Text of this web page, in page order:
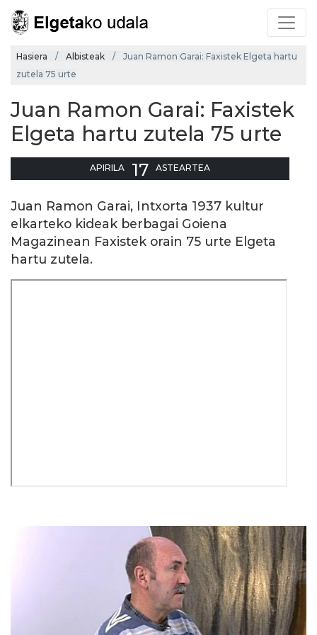
Hasiera Albisteak
Juan Ramon Garai: Faxistek Elgeta hartu
zutela 75 urte
Juan Ramon Garai: Faxistek
Elgeta hartu zutela 75 urte
APIRILA 17 ASTEARTEA
Juan Ramon Garai, Intxorta 1937 kultur
elkarteko kideak berbagai Goiena
Magazinean Faxistek orain 75 urte Elgeta
hartu zutela.